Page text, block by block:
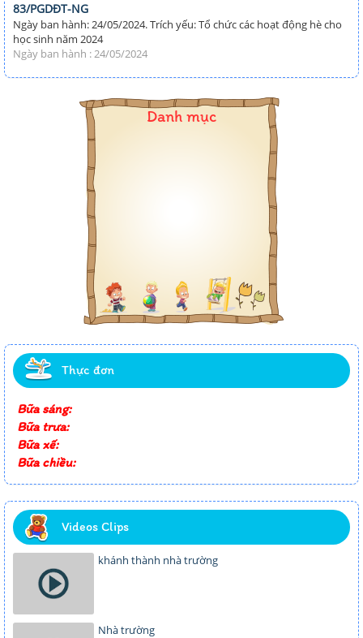
83/PGDĐT-NG
Ngày ban hành: 24/05/2024. Trích yếu: Tổ chức các hoạt động hè cho
học sinh năm 2024
Ngày ban hành : 24/05/2024
Danh mục
Thực đơn
Bữa sáng:
Bữa trưa:
Bữa xế:
Bữa chiều:
Videos Clips
khánh thành nhà trường
Nhà trường